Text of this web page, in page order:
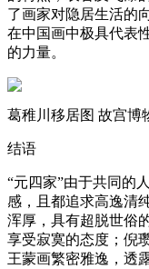
了画家对隐居生活的
在中国画中极具代表
的力量。
葛稚川移居图 故宫博
结语
“元四家”由于共同的
感，且都追求高逸清
浑厚，具有超脱世俗
享受寂寞的态度；倪
王蒙画繁密雅逸，透